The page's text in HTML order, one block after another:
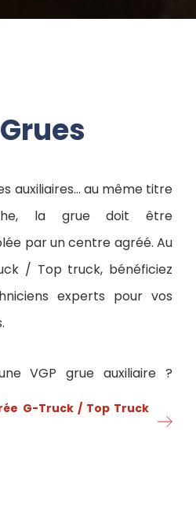
auxiliaires... au même titre
la grue doit être
par un centre agréé. Au
/ Top truck, bénéficiez
experts pour vos
VGP grue auxiliaire ?
G-Truck / Top Truck